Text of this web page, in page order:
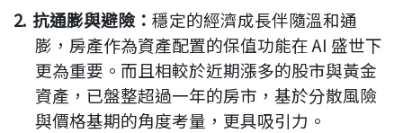
2. 抗通膨與避險： 穩定的經濟成長伴隨溫和通
膨，房產作為資產配置的保值功能在AI 盛世下
更為重要。而且相較於近期漲多的股市與黃金
資產，已盤整超過一年的房市，基於分散風險
與價格基期的角度考量，更具吸引力。